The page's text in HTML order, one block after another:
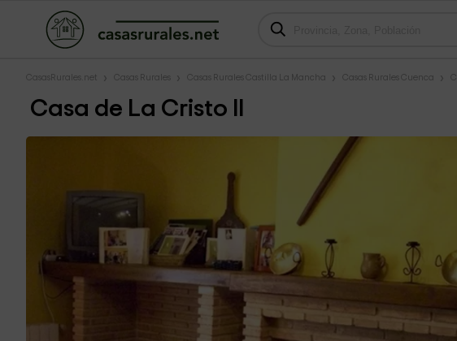
CasasRurales.net Casas Rurales Casas Rurales Castilla La Mancha Casas Rurales Cuenca
Casa de La Cristo II